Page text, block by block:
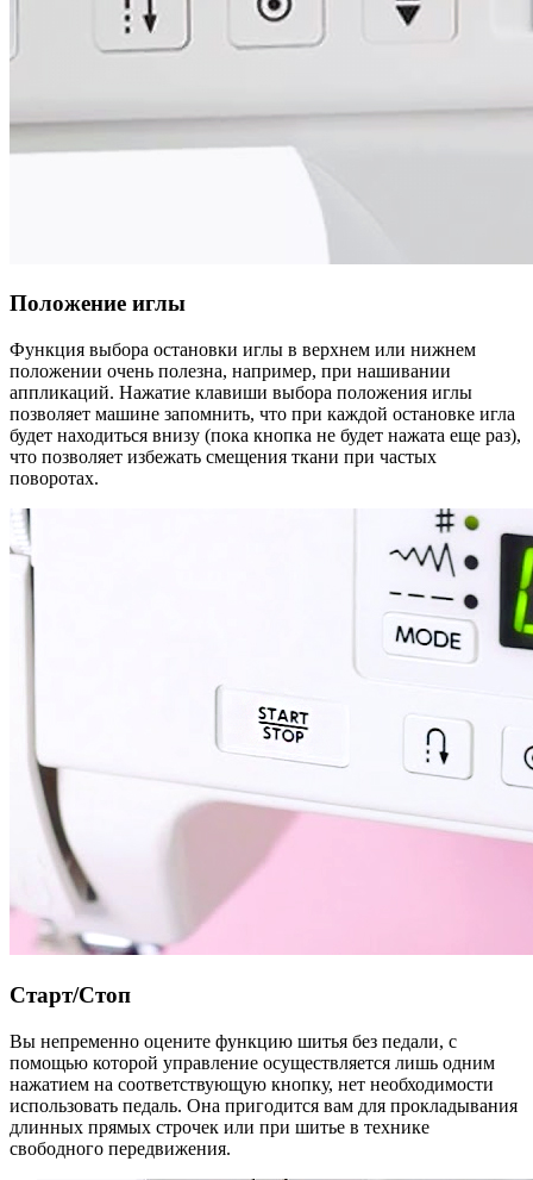
Положение иглы
Функция выбора остановки иглы в верхнем или нижнем
положении очень полезна, например, при нашивании
аппликаций. Нажатие клавиши выбора положения иглы
позволяет машине запомнить, что при каждой остановке игла
будет находиться внизу (пока кнопка не будет нажата еще раз),
что позволяет избежать смещения ткани при частых
поворотах.
Старт/Стоп
Вы непременно оцените функцию шитья без педали, с
помощью которой управление осуществляется лишь одним
нажатием на соответствующую кнопку, нет необходимости
использовать педаль. Она пригодится вам для прокладывания
длинных прямых строчек или при шитье в технике
свободного передвижения.